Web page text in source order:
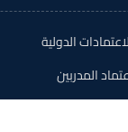
الدولية
المدربين